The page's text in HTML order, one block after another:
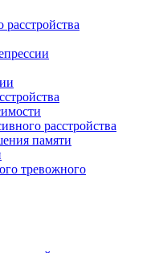
расстройства
памяти
тревожного